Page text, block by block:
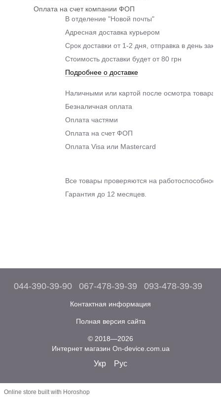
Оплата на счет компании ФОП
В отделение "Новой почты"
Адресная доставка курьером
Срок доставки от 1-2 дня, отправка в день
Стоимость доставки будет от 80 грн
Подробнее о доставке
Наличными или картой после осмотра товара
Безналичная оплата
Оплата частями
Оплата на счет ФОП
Оплата Visa или Mastercard
Все товары проверяются на
Гарантия до 12 месяцев.
044-390-39-90 067-478-39-39 093-478-39-39
Контактная информация
Полная версия сайта
© 2018—2026
Интернет магазин On-device.com.ua
Укр Рус
Online store built with Horoshop